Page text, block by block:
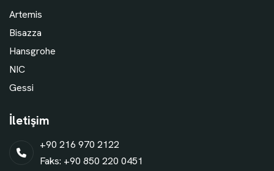
Artemis
Bisazza
Hansgrohe
NIC
Gessi
İletişim
+90 216 970 2122
Faks: +90 850 220 0451